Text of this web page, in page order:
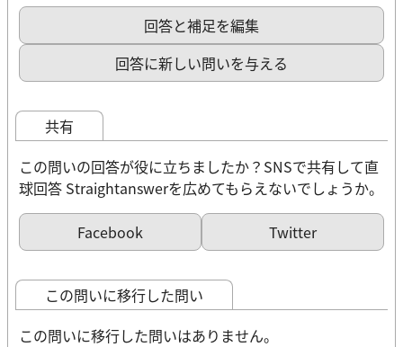
回答と補足を編集
回答に新しい問いを与える
共有
この問いの回答が役に立ちましたか？SNSで共有して直
球回答 Straightanswerを広めてもらえないでしょうか。
Facebook Twitter
この問いに移行した問い
この問いに移行した問いはありません。